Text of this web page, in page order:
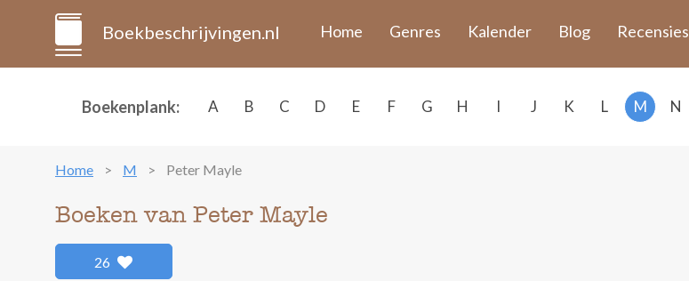
Boekbeschrijvingen.nl Home Genres Kalender Blog Recensies
Boekenplank: A B C D E F G H I J K L M N
Home M Peter Mayle
Boeken van Peter Mayle
26